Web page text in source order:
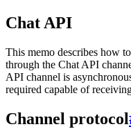
Chat API
This memo describes how
through the Chat API
API channel is
required capable of
Channel protocol